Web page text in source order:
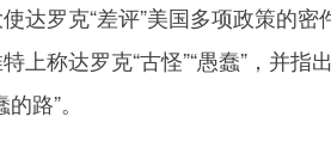
罗克“差评”美国多项政策的密
上称达罗克“古怪”“愚蠢”，并指
路”。